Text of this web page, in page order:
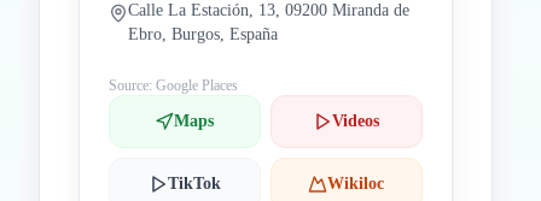
Calle La Estación, 13, 09200 Miranda de
Ebro, Burgos, España
Source: Google Places
Maps Videos
TikTok Wikiloc